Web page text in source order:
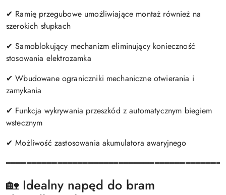
✔ Ramię przegubowe umożliwiające montaż również na
szerokich słupkach
✔ Samoblokujący mechanizm eliminujący konieczność
stosowania elektrozamka
✔ Wbudowane ograniczniki mechaniczne otwierania i
zamykania
✔ Funkcja wykrywania przeszkód z automatycznym biegiem
wstecznym
✔ Możliwość zastosowania akumulatora awaryjnego
🏡 Idealny napęd do bram